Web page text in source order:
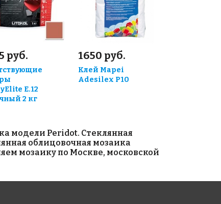
руб.
E.12
2 кг
1650 руб.
Клей Mapei
Adesilex P10
модели Peridot. Стеклянная
облицовочная мозаика
мозаику по Москве, московской